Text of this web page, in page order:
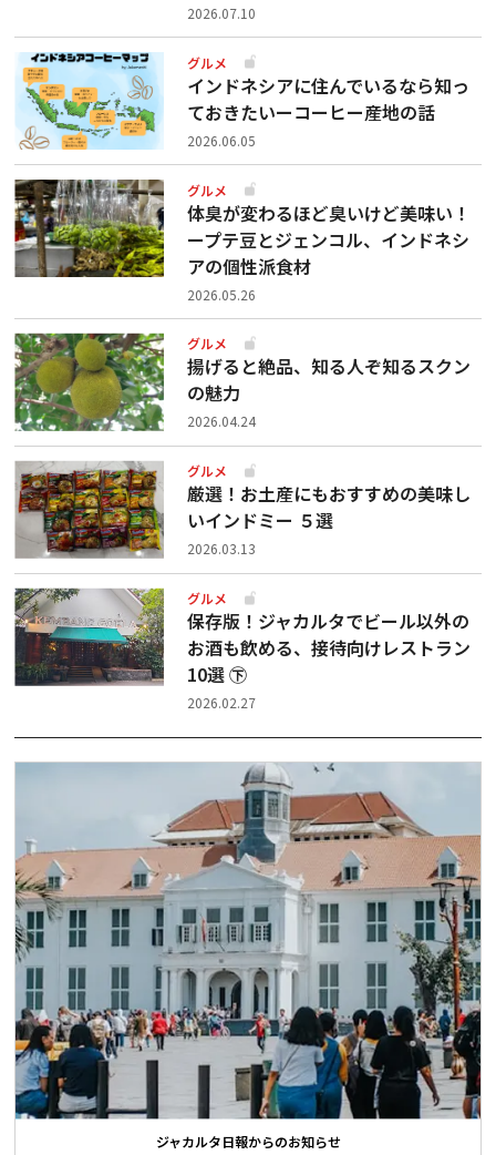
2026.07.10
グルメ
インドネシアに住んでいるなら知っ
ておきたいーコーヒー産地の話
2026.06.05
グルメ
体臭が変わるほど臭いけど美味い！
ープテ豆とジェンコル、インドネシ
アの個性派食材
2026.05.26
グルメ
揚げると絶品、知る人ぞ知るスクン
の魅力
2026.04.24
グルメ
厳選！お土産にもおすすめの美味し
いインドミー ５選
2026.03.13
グルメ
保存版！ジャカルタでビール以外の
お酒も飲める、接待向けレストラン
10選 ㊦
2026.02.27
ジャカルタ日報からのお知らせ